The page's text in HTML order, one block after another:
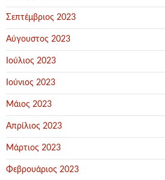
Σεπτέμβριος 2023
Αύγουστος 2023
Ιούλιος 2023
Ιούνιος 2023
Μάιος 2023
Απρίλιος 2023
Μάρτιος 2023
Φεβρουάριος 2023